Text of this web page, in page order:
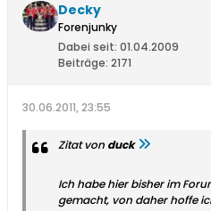
Decky
Forenjunky
Dabei seit: 01.04.2009
Beiträge: 2171
30.06.2011, 23:55
Zitat von duck
Ich habe hier bisher im
gemacht, von daher hoffe